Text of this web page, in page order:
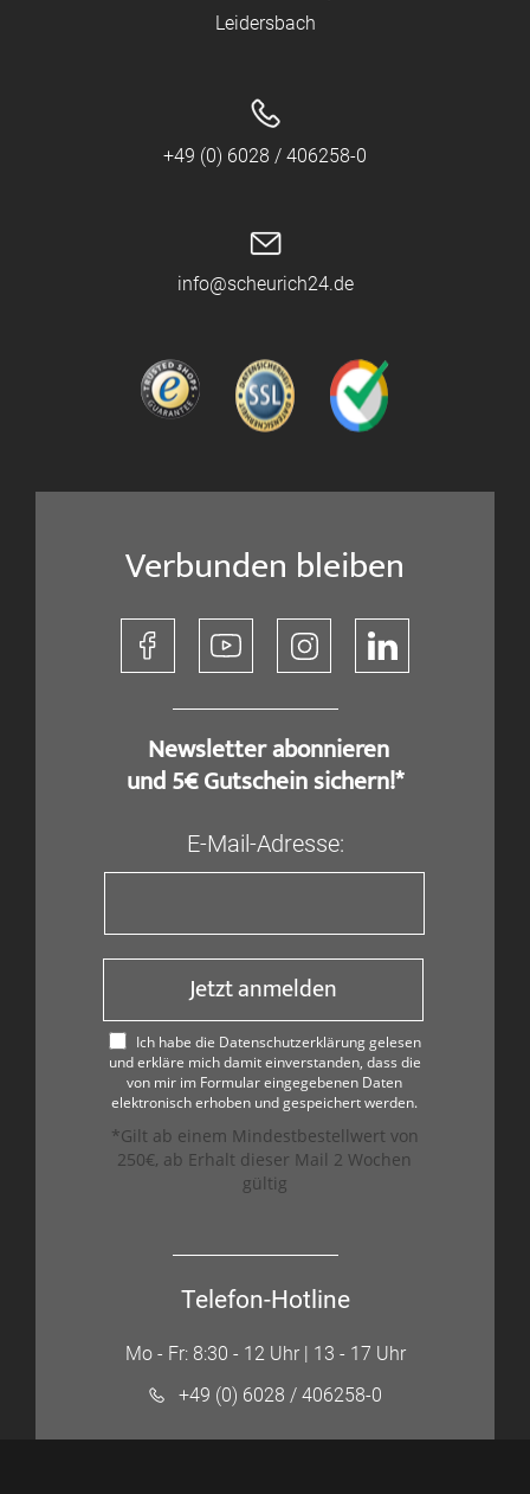
Leidersbach
+49 (0) 6028 / 406258-0
info@scheurich24.de
Verbunden bleiben
​ Newsletter abonnieren
und 5€ Gutschein sichern!*
E-Mail-Adresse:
Jetzt anmelden
Ich habe die Datenschutzerklärung gelesen
und erkläre mich damit einverstanden, dass die
von mir im Formular eingegebenen Daten
elektronisch erhoben und gespeichert werden.
*Gilt ab einem Mindestbestellwert von
250€, ab Erhalt dieser Mail 2 Wochen
gültig
Telefon-Hotline
Mo - Fr: 8:30 - 12 Uhr | 13 - 17 Uhr
+49 (0) 6028 / 406258-0